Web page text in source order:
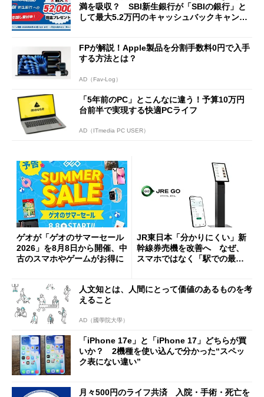
満を吸収？ SBI新生銀行が「SBIの銀行」と
して最大5.2万円のキャッシュバックキャンペ
FPが解説！Apple製品を分割手数料0円で入手
する方法とは？
AD（Fav-Log）
「5年前のPC」とこんなに違う！予算10万円
台前半で実現する快適PCライフ
AD（ITmedia PC USER）
ゲオが「ゲオのサマーセール
2026」を8月8日から開催、中
古のスマホやゲームがお得に
JR東日本「分かりにくい」新
幹線券売機を改善へ なぜ、
スマホではなく「駅での最短
人文知とは、人間にとって価値のあるものを考
えること
AD（國學院大學）
「iPhone 17e」と「iPhone 17」どちらが買
いか？ 2機種を使い込んで分かった“スペッ
ク表にない違い”
月々500円のライフ共済 入院・手術・死亡を